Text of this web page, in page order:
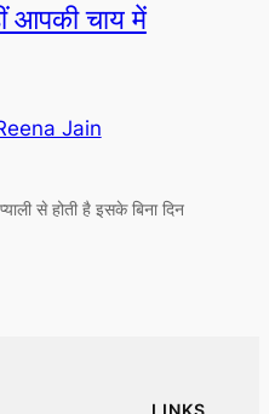
आपकी चाय में
Jain
से होती है इसके बिना दिन
LINKS